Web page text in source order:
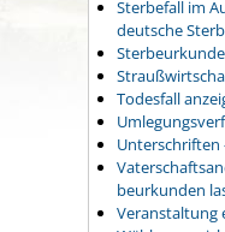
Sterbefall im
deutsche
Todesfall
Unterschriften
beurkunden
Veranstaltung